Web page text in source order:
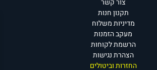
צור קשר
תקנון חנות
מדיניות משלוח
מעקב הזמנות
הרשמת לקוחות
הצהרת נגישות
החזרות וביטולים